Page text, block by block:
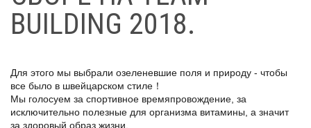
BUILDING 2018.
Для этого мы выбрали озеленевшие поля и природу - чтобы
все было в швейцарском стиле！
Мы голосуем за спортивное времяпровождение, за
исключительно полезные для организма витамины, а значит
за здоровый образ жизни.